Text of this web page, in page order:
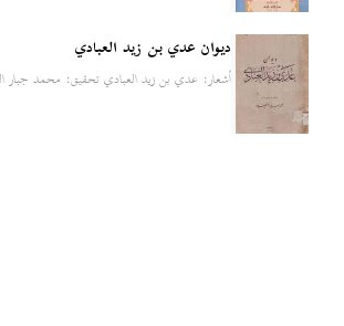
ديوان عدي بن زيد العبادي
أشعار: عدي بن زيد العبادي تحقيق: محمد جبار